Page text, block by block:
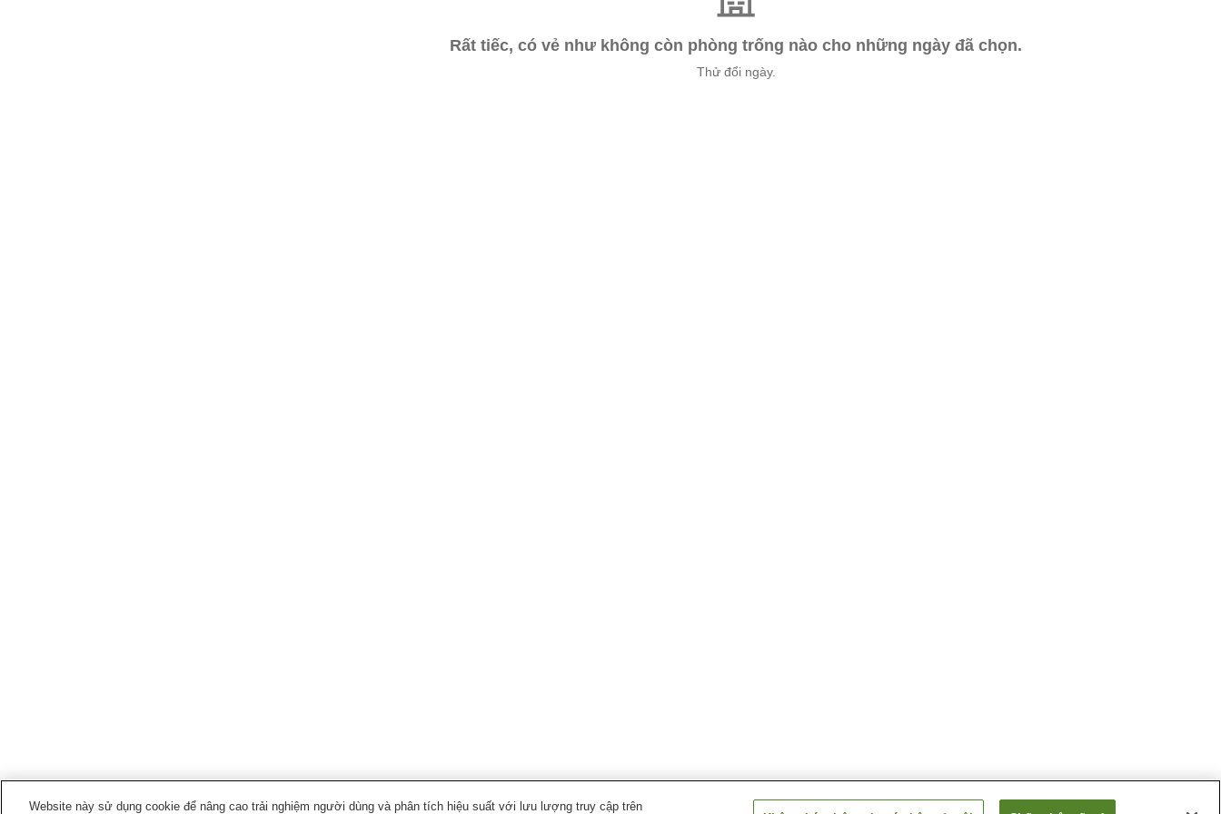
Rất tiếc, có vẻ như không còn phòng trống nào cho những ngày đã chọn.
Thử đổi ngày.
Website này sử dụng cookie để nâng cao trải nghiệm người dùng và phân tích hiệu suất với lưu lượng truy cập trên